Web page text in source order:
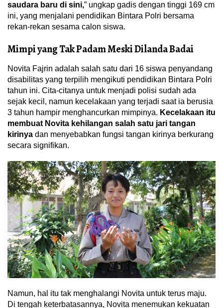
saudara baru di sini,” ungkap gadis dengan tinggi 169 cm
ini, yang menjalani pendidikan Bintara Polri bersama
rekan-rekan sesama calon siswa.
Mimpi yang Tak Padam Meski Dilanda Badai
Novita Fajrin adalah salah satu dari 16 siswa penyandang
disabilitas yang terpilih mengikuti pendidikan Bintara Polri
tahun ini. Cita-citanya untuk menjadi polisi sudah ada
sejak kecil, namun kecelakaan yang terjadi saat ia berusia
3 tahun hampir menghancurkan mimpinya. Kecelakaan itu
membuat Novita kehilangan salah satu jari tangan
kirinya dan menyebabkan fungsi tangan kirinya berkurang
secara signifikan.
Namun, hal itu tak menghalangi Novita untuk terus maju.
Di tengah keterbatasannya, Novita menemukan kekuatan